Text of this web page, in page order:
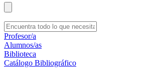
Profesor/a
Alumnos/as
Biblioteca
Catálogo Bibliográfico